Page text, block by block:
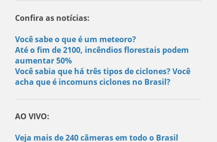
Confira as notícias:
Você sabe o que é um meteoro?
Até o fim de 2100, incêndios florestais podem
aumentar 50%
Você sabia que há três tipos de ciclones? Você
acha que é incomuns ciclones no Brasil?
AO VIVO:
Veja mais de 240 câmeras em todo o Brasil